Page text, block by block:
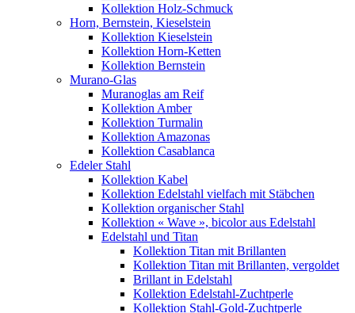
Kollektion Holz-Schmuck
Horn, Bernstein, Kieselstein
Kollektion Kieselstein
Kollektion Horn-Ketten
Kollektion Bernstein
Murano-Glas
Muranoglas am Reif
Kollektion Amber
Kollektion Turmalin
Kollektion Amazonas
Kollektion Casablanca
Edeler Stahl
Kollektion Kabel
Kollektion Edelstahl vielfach mit Stäbchen
Kollektion organischer Stahl
Kollektion « Wave », bicolor aus Edelstahl
Edelstahl und Titan
Kollektion Titan mit Brillanten
Kollektion Titan mit Brillanten, vergoldet
Brillant in Edelstahl
Kollektion Edelstahl-Zuchtperle
Kollektion Stahl-Gold-Zuchtperle